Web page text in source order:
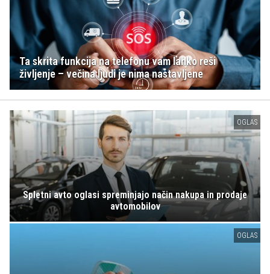
Ta skrita funkcija na telefonu vam lahko reši
življenje – večina ljudi je nima nastavljene
OGLAS
Spletni avto oglasi spreminjajo način nakupa in prodaje
avtomobilov
OGLAS